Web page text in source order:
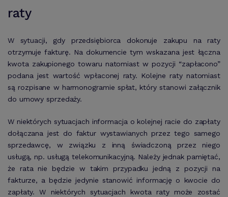
raty
W sytuacji, gdy przedsiębiorca dokonuje zakupu na raty
otrzymuje fakturę. Na dokumencie tym wskazana jest łączna
kwota zakupionego towaru natomiast w pozycji “zapłacono”
podana jest wartość wpłaconej raty. Kolejne raty natomiast
są rozpisane w harmonogramie spłat, który stanowi załącznik
do umowy sprzedaży.
W niektórych sytuacjach informacja o kolejnej racie do zapłaty
dołączana jest do faktur wystawianych przez tego samego
sprzedawcę, w związku z inną świadczoną przez niego
usługą, np. usługą telekomunikacyjną. Należy jednak pamiętać,
że rata nie będzie w takim przypadku jedną z pozycji na
fakturze, a będzie jedynie stanowić informację o kwocie do
zapłaty. W niektórych sytuacjach kwota raty może zostać